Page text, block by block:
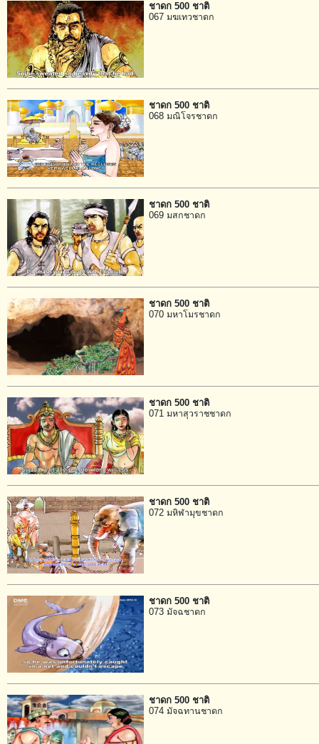
ชาดก 500 ชาติ
067 มฆเทวชาดก
ชาดก 500 ชาติ
068 มณิโจรชาดก
ชาดก 500 ชาติ
069 มสกชาดก
ชาดก 500 ชาติ
070 มหาโมรชาดก
ชาดก 500 ชาติ
071 มหาสุวราชชาดก
ชาดก 500 ชาติ
072 มหิฬามุขชาดก
ชาดก 500 ชาติ
073 มัจฉชาดก
ชาดก 500 ชาติ
074 มัจฉทานชาดก